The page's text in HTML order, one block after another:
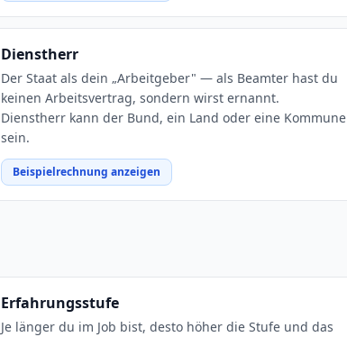
Dienstherr
Der Staat als dein „Arbeitgeber" — als Beamter hast du
keinen Arbeitsvertrag, sondern wirst ernannt.
Dienstherr kann der Bund, ein Land oder eine Kommune
sein.
Beispielrechnung anzeigen
Erfahrungsstufe
Je länger du im Job bist, desto höher die Stufe und das